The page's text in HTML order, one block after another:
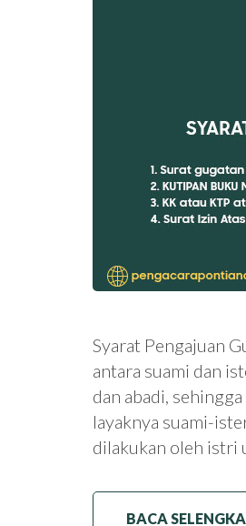
Syarat Pengajuan
antara suami dan
dan abadi,
layaknya suami-
dilakukan oleh istri
BACA